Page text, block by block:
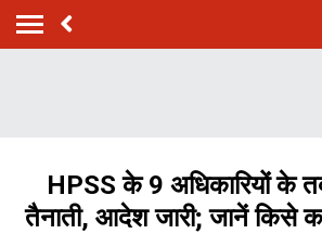
HPSS के 9 अधिकारियों के
तैनाती, आदेश जारी; जानें किसे